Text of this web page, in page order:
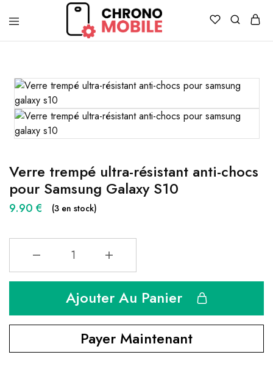
Chronomobile
Achat,
de
smartphones
et
tablettes
Verre trempé ultra-résistant anti-chocs
pour Samsung Galaxy S10
9.90 € (3 en stock)
Ajouter Au Panier
Payer Maintenant